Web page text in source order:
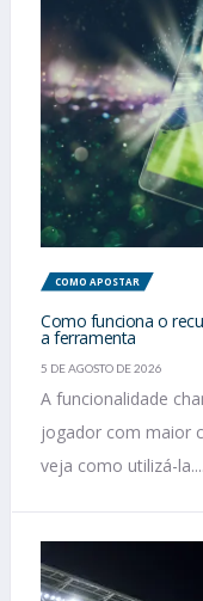
COMO APOSTAR
Como funciona o
a ferramenta
5 DE AGOSTO DE 2026
A funcionalidade
jogador com maior
veja como utilizá-la....